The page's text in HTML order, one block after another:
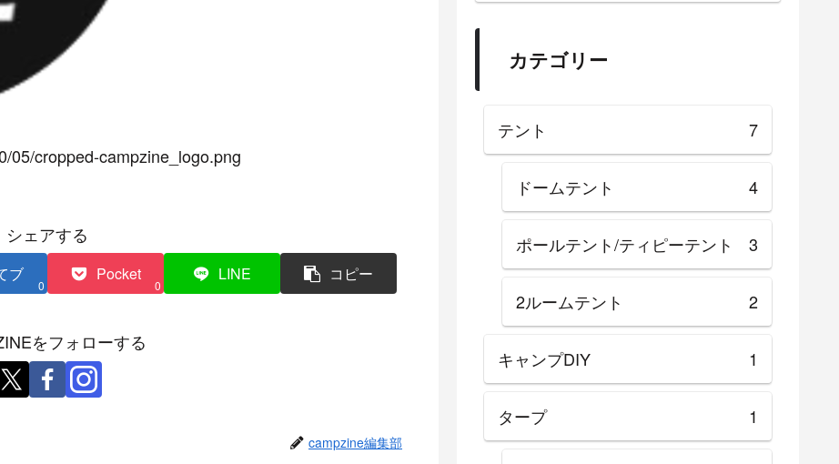
05/cropped-campzine_logo.png
シェアする
ブ
0
Pocket
0
LINE コピー
をフォローする
campzine編集部
カテゴリー
テント 7
ドームテント 4
ポールテント/ティピーテント 3
2ルームテント 2
キャンプDIY 1
タープ 1